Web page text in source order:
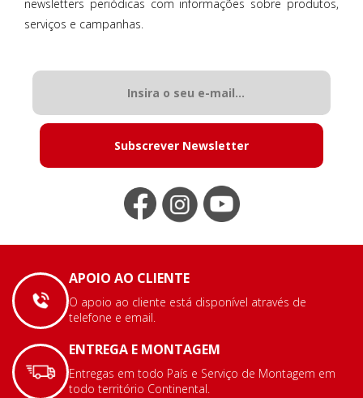
newsletters periódicas com informações sobre produtos,
serviços e campanhas.
Subscrever Newsletter
APOIO AO CLIENTE
O apoio ao cliente está disponível através de
telefone e email.
ENTREGA E MONTAGEM
Entregas em todo País e Serviço de Montagem em
todo território Continental.